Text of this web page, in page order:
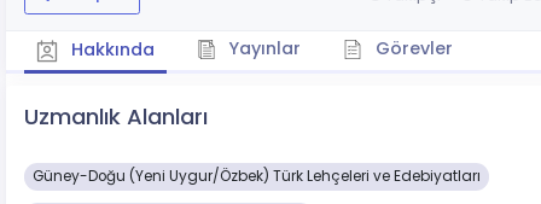
Hakkında Yayınlar Görevler
Uzmanlık Alanları
Güney-Doğu (Yeni Uygur/Özbek) Türk Lehçeleri ve Edebiyatları